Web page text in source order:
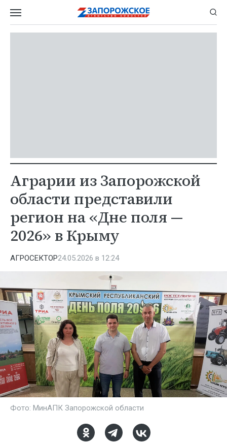
Аграрии из Запорожской
области представили
регион на «Дне поля —
2026» в Крыму
АГРОСЕКТОР24.05.2026 в 12:24
Фото: МинАПК Запорожской области